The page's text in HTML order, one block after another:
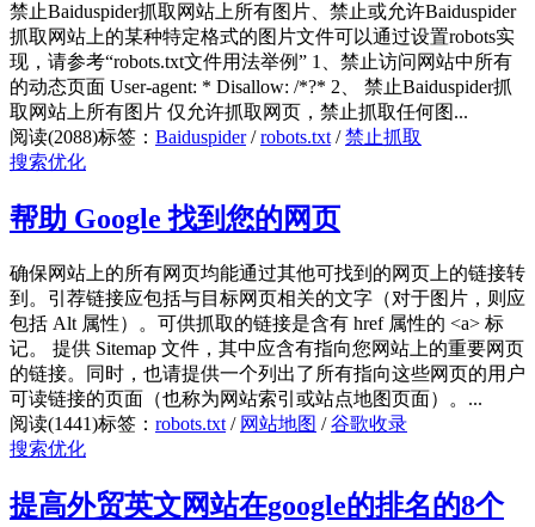
禁止Baiduspider抓取网站上所有图片、禁止或允许Baiduspider
抓取网站上的某种特定格式的图片文件可以通过设置robots实
现，请参考“robots.txt文件用法举例” 1、禁止访问网站中所有
的动态页面 User-agent: * Disallow: /*?* 2、 禁止Baiduspider抓
取网站上所有图片 仅允许抓取网页，禁止抓取任何图...
阅读(2088)标签： Baiduspider/robots.txt/禁止抓取
搜索优化
帮助 Google 找到您的网页
确保网站上的所有网页均能通过其他可找到的网页上的链接转
到。引荐链接应包括与目标网页相关的文字（对于图片，则应
包括 Alt 属性）。可供抓取的链接是含有 href 属性的 <a> 标
记。 提供 Sitemap 文件，其中应含有指向您网站上的重要网页
的链接。同时，也请提供一个列出了所有指向这些网页的用户
可读链接的页面（也称为网站索引或站点地图页面）。...
阅读(1441)标签： robots.txt / 网站地图 /谷歌收录
搜索优化
提高外贸英文网站在google的排名的8个